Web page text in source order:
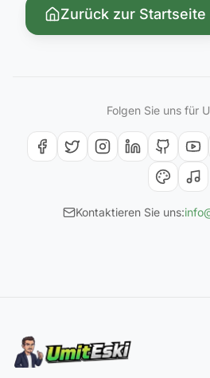
Zurück zur Startseite
Folgen Sie uns für
Kontaktieren Sie uns: